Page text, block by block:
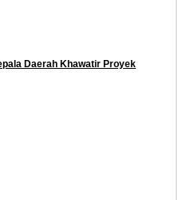
Daerah Khawatir Proyek